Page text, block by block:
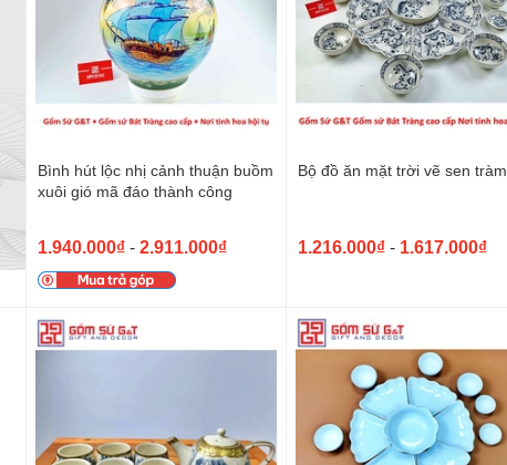
Bình hút lộc nhị cảnh thuận buồm
xuôi gió mã đáo thành công
1.940.000₫ - 2.911.000₫
Bộ đồ ăn mặt trời vẽ sen tràm
1.216.000₫ - 1.617.000₫